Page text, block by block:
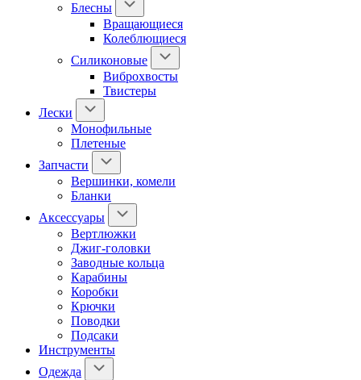
Блесны
Вращающиеся
Колеблющиеся
Силиконовые
Виброхвосты
Твистеры
Лески
Монофильные
Плетеные
Запчасти
Вершинки, комели
Бланки
Аксессуары
Вертлюжки
Джиг-головки
Заводные кольца
Карабины
Коробки
Крючки
Поводки
Подсаки
Инструменты
Одежда